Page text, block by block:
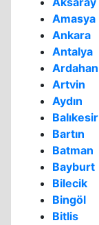
Amasya
Ankara
Antalya
Ardahan
Artvin
Aydın
Balıkesir
Bartın
Batman
Bayburt
Bilecik
Bingöl
Bitlis